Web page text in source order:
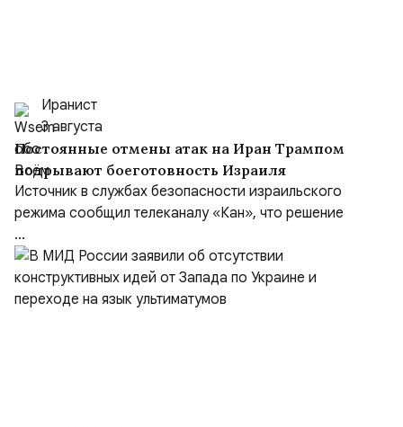
Иранист
3 августа
Постоянные отмены атак на Иран Трампом
подрывают боеготовность Израиля
Источник в службах безопасности израильского
режима сообщил телеканалу «Кан», что решение
...